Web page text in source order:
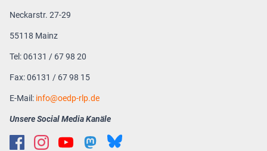
Neckarstr. 27-29
55118 Mainz
Tel: 06131 / 67 98 20
Fax: 06131 / 67 98 15
E-Mail: info oedp-rlp.de
Unsere Social Media Kanäle